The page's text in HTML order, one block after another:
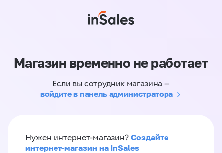
Магазин временно не работает
Если вы сотрудник магазина —
войдите в панель администратора
Нужен интернет-магазин? Создайте
интернет-магазин на InSales